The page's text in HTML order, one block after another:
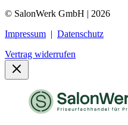
© SalonWerk GmbH | 2026
Impressum | Datenschutz
Vertrag widerrufen